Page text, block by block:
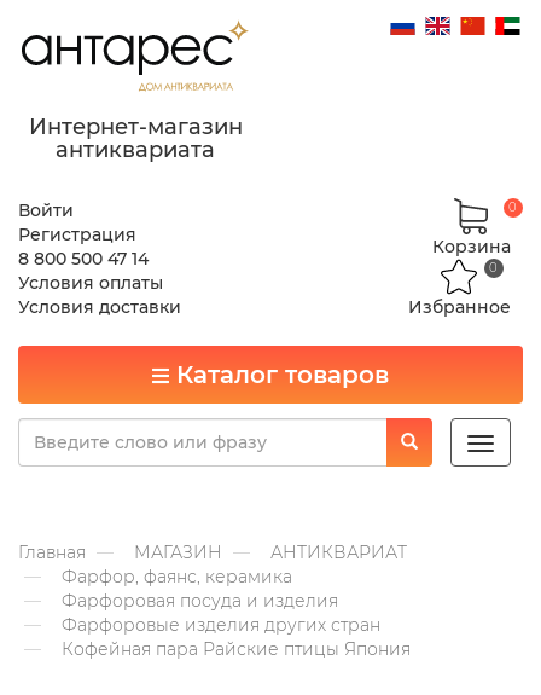
Интернет-магазин
антиквариата
Войти
Регистрация
8 800 500 47 14
Условия оплаты
Условия доставки
Корзина
0
Избранное
0
Каталог товаров
Toggle
Главная МАГАЗИН
АНТИКВАРИАТ
Фарфор, фаянс, керамика
Фарфоровая посуда и изделия
Фарфоровые изделия других стран
Кофейная пара Райские птицы Япония